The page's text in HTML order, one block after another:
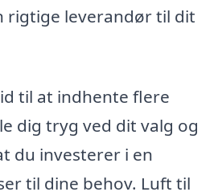
rigtige leverandør til dit
til at indhente flere
dig tryg ved dit valg og
du investerer i en
til dine behov. Luft til